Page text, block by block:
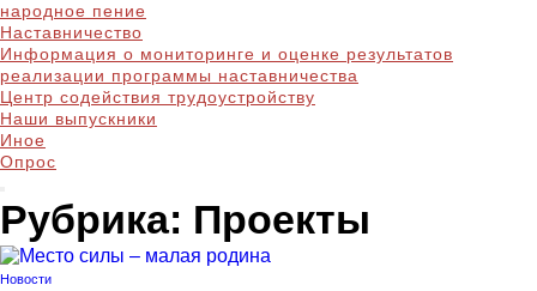
народное пение
Наставничество
Информация о мониторинге и оценке результатов
реализации программы наставничества
Центр содействия трудоустройству
Наши выпускники
Иное
Опрос
Рубрика: Проекты
Новости